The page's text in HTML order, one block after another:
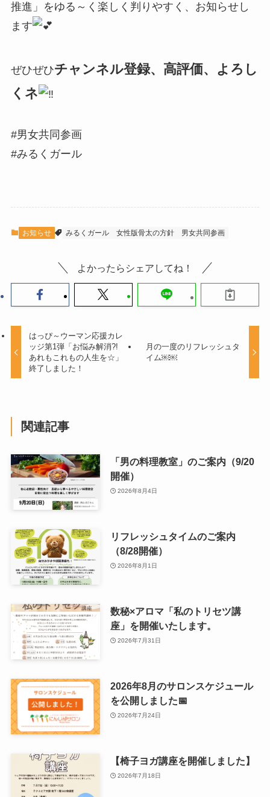
推進」をゆる～く楽しく判りやすく、お知らせし
ます
ぜひぜひチャンネル登録、高評価、よろし
くネ
#男女共同参画
#みるくガール
お知らせ みるくガール 女性版骨太の方針 男女共同参画
よかったらシェアしてね！
はっぴ～ウーマン応援カレ
ッジ第1弾「お悩み解消?!
あれもこれもの人生を☆」
終了しました！
月の一度のリフレッシュタ
イム￼￼
関連記事
「男の料理教室」のご案内（9/20
開催）
2026年8月4日
リフレッシュタイムのご案内
（8/28開催）
2026年8月1日
数秘×アロマ「私のトリセツ講
座」を開催いたします。
2026年7月31日
2026年8月のサロンスケジュール
を公開しました📅
2026年7月24日
【椅子ヨガ講座を開催しました】
2026年7月18日